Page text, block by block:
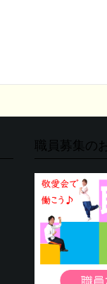
職員募集の